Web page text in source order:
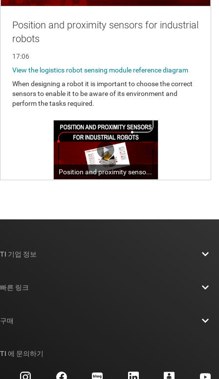
TI 기업 정보
빠른 링크
대체품 검색
고객 지원 센터
구매
TI 에 문의하기